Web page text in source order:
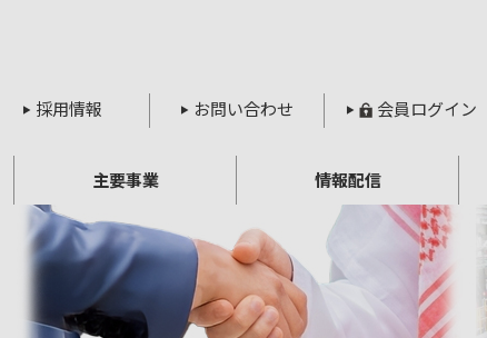
採用情報 お問い合わせ 会員ログイン
主要事業 情報配信